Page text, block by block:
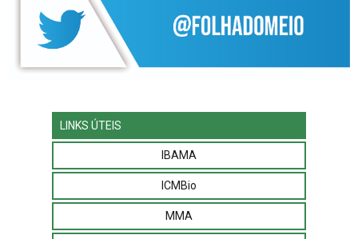
LINKS ÚTEIS
IBAMA
ICMBio
MMA